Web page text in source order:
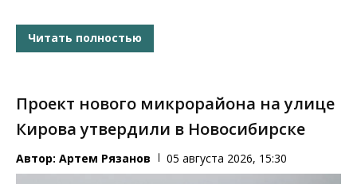
Читать полностью
Проект нового микрорайона на улице
Кирова утвердили в Новосибирске
Автор: Артем Рязанов 05 августа 2026, 15:30